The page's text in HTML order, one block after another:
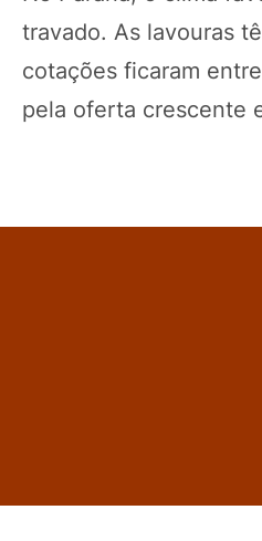
travado. As lavouras
cotações ficaram
pela oferta crescente